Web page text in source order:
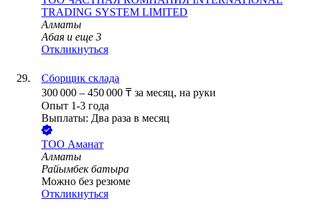
TRADING SYSTEM LIMITED
Алматы
Абая и еще 3
Откликнуться
Сборщик склада
300 000 – 450 000 ₸ за месяц, на руки
Опыт 1-3 года
Выплаты: Два раза в месяц
ТОО Аманат
Алматы
Райымбек батыра
Можно без резюме
Откликнуться